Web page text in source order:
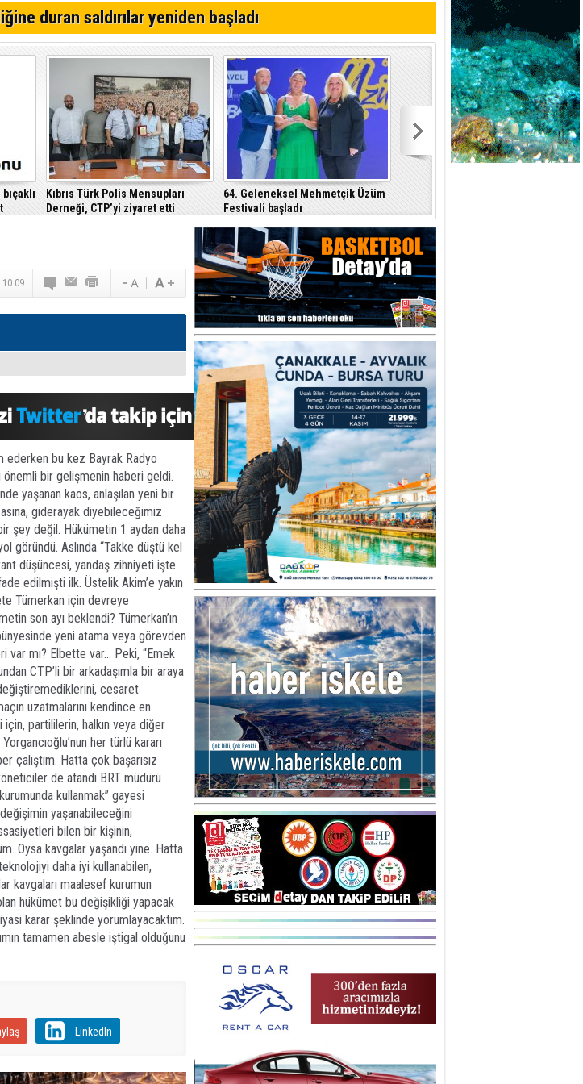
sorunu, KKTC ilan edildiği gün bitmiştir"
Özgür Özel KKTC seçimlerine müdahale etti iddiası
duran saldırılar yeniden başladı
Kıbrıs Türk Polis Mensupları
Derneği, CTP’yi ziyaret etti
64. Geleneksel Mehmetçik Üzüm
Festivali başladı
10:09
bu kez Bayrak Radyo
bir gelişmenin haberi geldi.
yaşanan kaos, anlaşılan yeni bir
giderayak diyebileceğimiz
şey değil. Hükümetin 1 aydan daha
göründü. Aslında “Takke düştü kel
düşüncesi, yandaş zihniyeti işte
edilmişti ilk. Üstelik Akim’e yakın
Tümerkan için devreye
son ayı beklendi? Tümerkan’ın
yeni atama veya görevden
var mı? Elbette var… Peki, “Emek
CTP’li bir arkadaşımla bir araya
cesaret
uzatmalarını kendince en
partililerin, halkın veya diğer
her türlü kararı
çalıştım. Hatta çok başarısız
de atandı BRT müdürü
kullanmak” gayesi
yaşanabileceğini
bilen bir kişinin,
Oysa kavgalar yaşandı yine. Hatta
daha iyi kullanabilen,
kavgaları maalesef kurumun
hükümet bu değişikliği yapacak
karar şeklinde yorumlayacaktım.
tamamen abesle iştigal olduğunu
LinkedIn